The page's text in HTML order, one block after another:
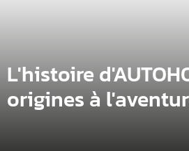
L'histoire
origines à